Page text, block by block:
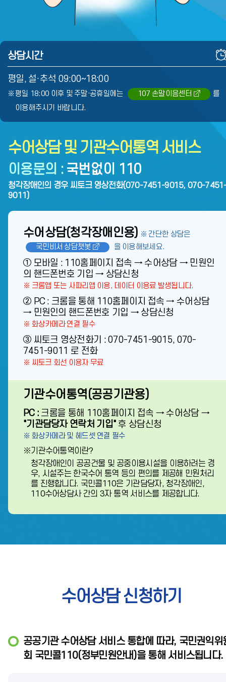
상담시간
평일, 설·추석 09:00~18:00
평일 18:00 이후 및 주말·공휴일에는 107 손말이음센터
를
이용해주시기 바랍니다.
수어상담 및 기관수어통역 서비스
이용문의 : 국번없이 110
청각장애인의 경우 씨토크 영상전화(070-7451-9015, 070-
9011)
수어상담(청각장애인용) ※ 간단한 상담은
국민비서 상담챗봇
을 이용해보세요.
① 모바일 : 110홈페이지 접속 → 수어상담 → 민원인
의 핸드폰번호 기입 → 상담신청
※ 크롬앱 또는 사파리앱 이용, 데이터 이용료 발생됩니다.
② PC : 크롬을 통해 110홈페이지 접속 → 수어상담
→ 민원인의 핸드폰번호 기입 → 상담신청
※ 화상카메라 연결 필수
③ 씨토크 영상전화기 : 070-7451-9015, 070-
7451-9011 로 전화
※ 씨토크 회선 이용자 무료
기관수어통역(공공기관용)
PC : 크롬을 통해 110홈페이지 접속 → 수어상담 →
"기관담당자 연락처 기입" 후 상담신청
※ 화상카메라 및 헤드셋 연결 필수
※기관수어통역이란?
청각장애인이 공공건물 및 공중이용시설을 이용하려는 경
우, 시설주는 한국수어 통역 등의 편의를 제공해 민원처리
를 진행합니다. 국민콜110은 기관담당자, 청각장애인,
110수어상담사 간의 3자 통역 서비스를 제공합니다.
수어상담 신청하기
공공기관 수어상담 서비스 통합에 따라, 국민권익위
회 국민콜110(정부민원안내)을 통해 서비스됩니다.